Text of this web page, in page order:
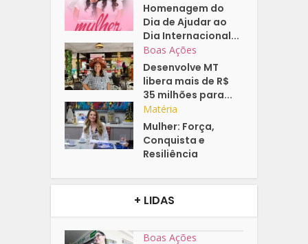
Homenagem do
Dia de Ajudar ao
Dia Internacional...
Boas Ações
Desenvolve MT
libera mais de R$
35 milhões para...
Matéria
Mulher: Força,
Conquista e
Resiliência
+ LIDAS
Boas Ações